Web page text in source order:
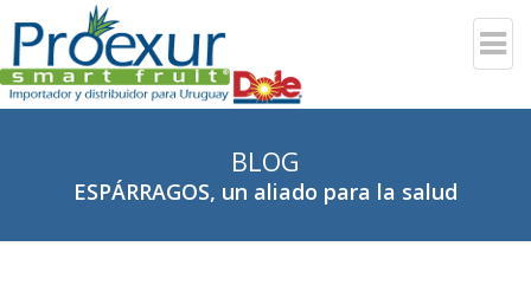
BLOG
ESPÁRRAGOS, un aliado para la salud